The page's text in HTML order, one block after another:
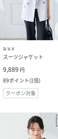
a.v.v
スーツジャケット
9,889 円
89ポイント(1倍)
クーポン対象